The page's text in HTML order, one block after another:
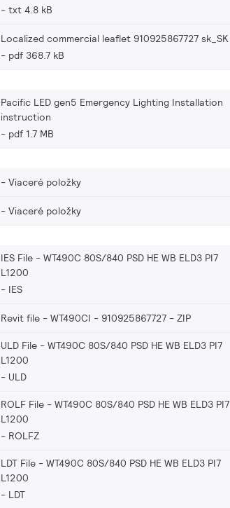
txt 4.8 kB
Localized commercial leaflet 910925867727 sk_SK
pdf 368.7 kB
Pacific LED gen5 Emergency Lighting Installation
instruction
pdf 1.7 MB
Viaceré položky
Viaceré položky
IES File - WT490C 80S/840 PSD HE WB ELD3 PI7
L1200
IES
Revit file - WT490CI - 910925867727 ZIP
ULD File - WT490C 80S/840 PSD HE WB ELD3 PI7
L1200
ULD
ROLF File - WT490C 80S/840 PSD HE WB ELD3 PI7
L1200
ROLFZ
LDT File - WT490C 80S/840 PSD HE WB ELD3 PI7
L1200
LDT